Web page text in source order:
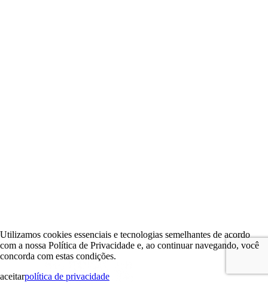
Utilizamos cookies essenciais e tecnologias semelhantes de acordo
com a nossa Política de Privacidade e, ao continuar navegando, você
concorda com estas condições.
aceitarpolítica de privacidade